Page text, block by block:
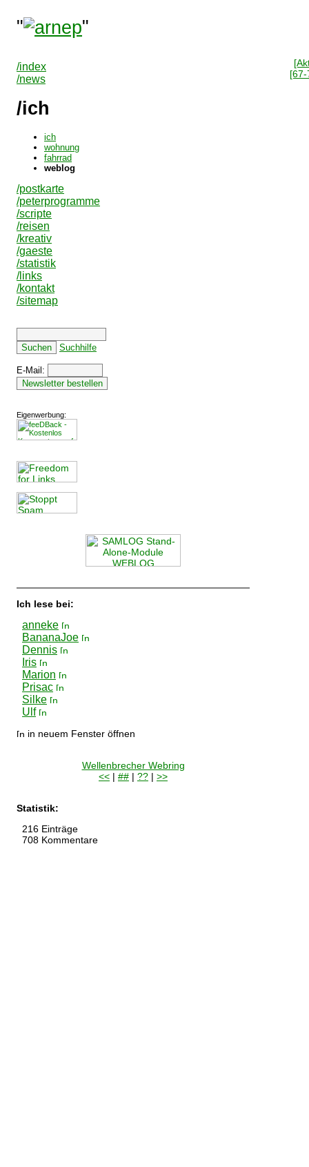
" "
/index
/news
/ich
ich
wohnung
fahrrad
weblog
/postkarte
/peterprogramme
/scripte
/reisen
/kreativ
/gaeste
/statistik
/links
/kontakt
/sitemap
Suchhilfe
E-Mail:
Eigenwerbung:
Ich lese bei:
anneke
BananaJoe
Dennis
Iris
Marion
Prisac
Silke
Ulf
in neuem Fenster öffnen
Wellenbrecher Webring
<< | ## | ?? | >>
Statistik:
216 Einträge
708 Kommentare
[67-